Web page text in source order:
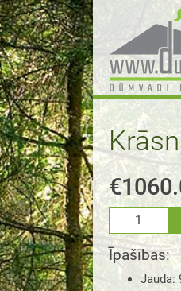
Īpašības:
Jauda: